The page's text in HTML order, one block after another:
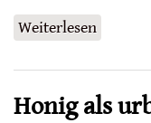
Weiterlesen
Honig als